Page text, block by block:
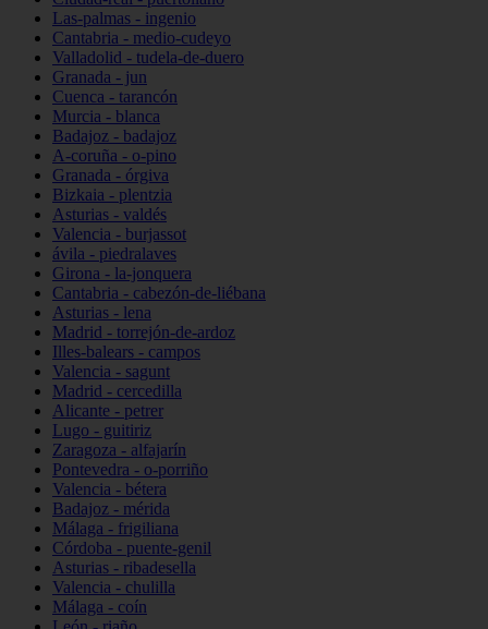
Las-palmas - ingenio
Cantabria - medio-cudeyo
Valladolid - tudela-de-duero
Granada - jun
Cuenca - tarancón
Murcia - blanca
Badajoz - badajoz
A-coruña - o-pino
Granada - órgiva
Bizkaia - plentzia
Asturias - valdés
Valencia - burjassot
ávila - piedralaves
Girona - la-jonquera
Cantabria - cabezón-de-liébana
Asturias - lena
Madrid - torrejón-de-ardoz
Illes-balears - campos
Valencia - sagunt
Madrid - cercedilla
Alicante - petrer
Lugo - guitiriz
Zaragoza - alfajarín
Pontevedra - o-porriño
Valencia - bétera
Badajoz - mérida
Málaga - frigiliana
Córdoba - puente-genil
Asturias - ribadesella
Valencia - chulilla
Málaga - coín